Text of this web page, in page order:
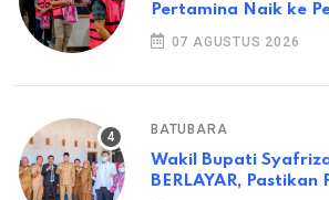
Pertamina Naik ke
07 AGUSTUS 2026
BATUBARA
Wakil Bupati
BERLAYAR,